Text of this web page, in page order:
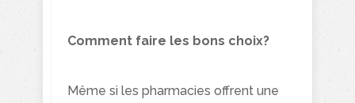
Comment faire les bons choix?
Même si les pharmacies offrent une